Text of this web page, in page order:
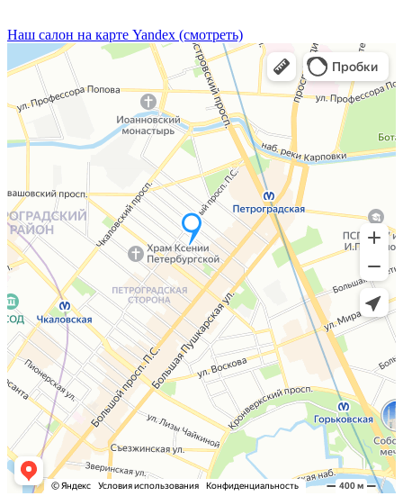
Наш салон на карте Yandex (смотреть)